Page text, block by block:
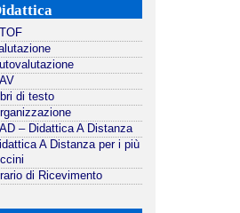
di testo
– Didattica A Distanza
A Distanza per i più
di Ricevimento